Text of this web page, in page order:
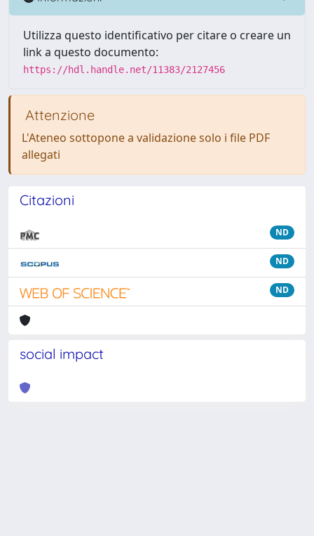
Utilizza questo identificativo per citare o creare un
link a questo documento:
https://hdl.handle.net/11383/2127456
Attenzione
L'Ateneo sottopone a validazione solo i file PDF
allegati
Citazioni
ND
ND
ND
social impact